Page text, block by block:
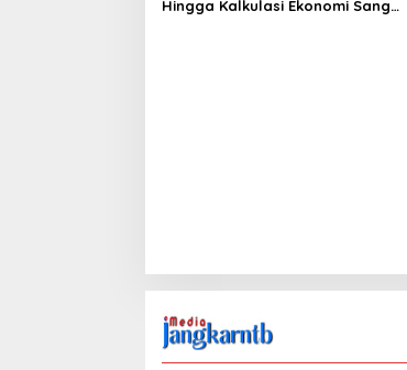
Hingga Kalkulasi Ekonomi Sang